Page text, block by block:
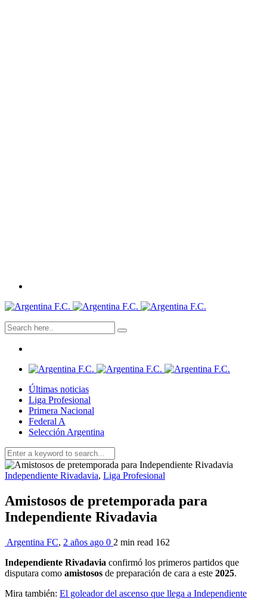
Últimas noticias
Liga Profesional
Primera Nacional
Federal A
Selección Argentina
Independiente Rivadavia, Liga Profesional
Amistosos de pretemporada para
Independiente Rivadavia
Argentina FC, 2 años ago 0 2 min read 162
Independiente Rivadavia confirmó los primeros partidos que
disputara como amistosos de preparación de cara a este 2025.
Mira también: El goleador del ascenso que llega a Independiente